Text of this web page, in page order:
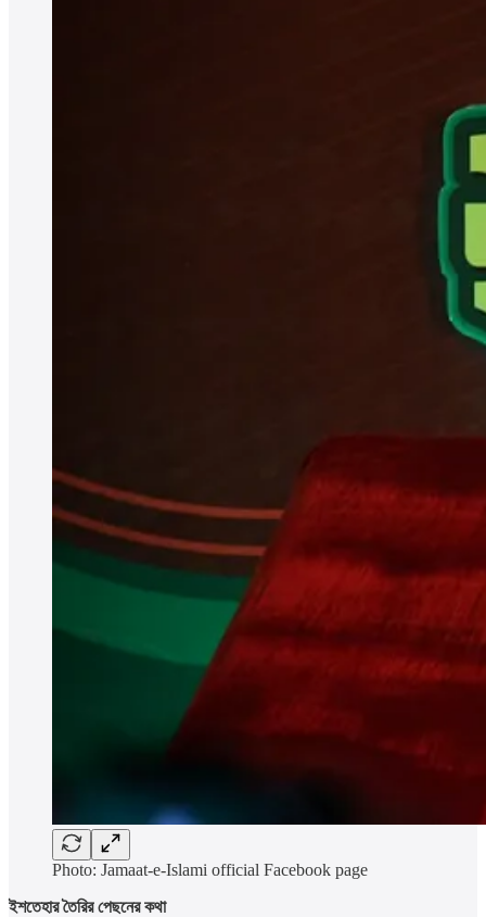
Photo: Jamaat-e-Islami official Facebook page
ইশতেহার তৈরির পেছনের কথা